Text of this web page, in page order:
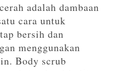
adalah dambaan
cara untuk
bersih dan
menggunakan
Body scrub